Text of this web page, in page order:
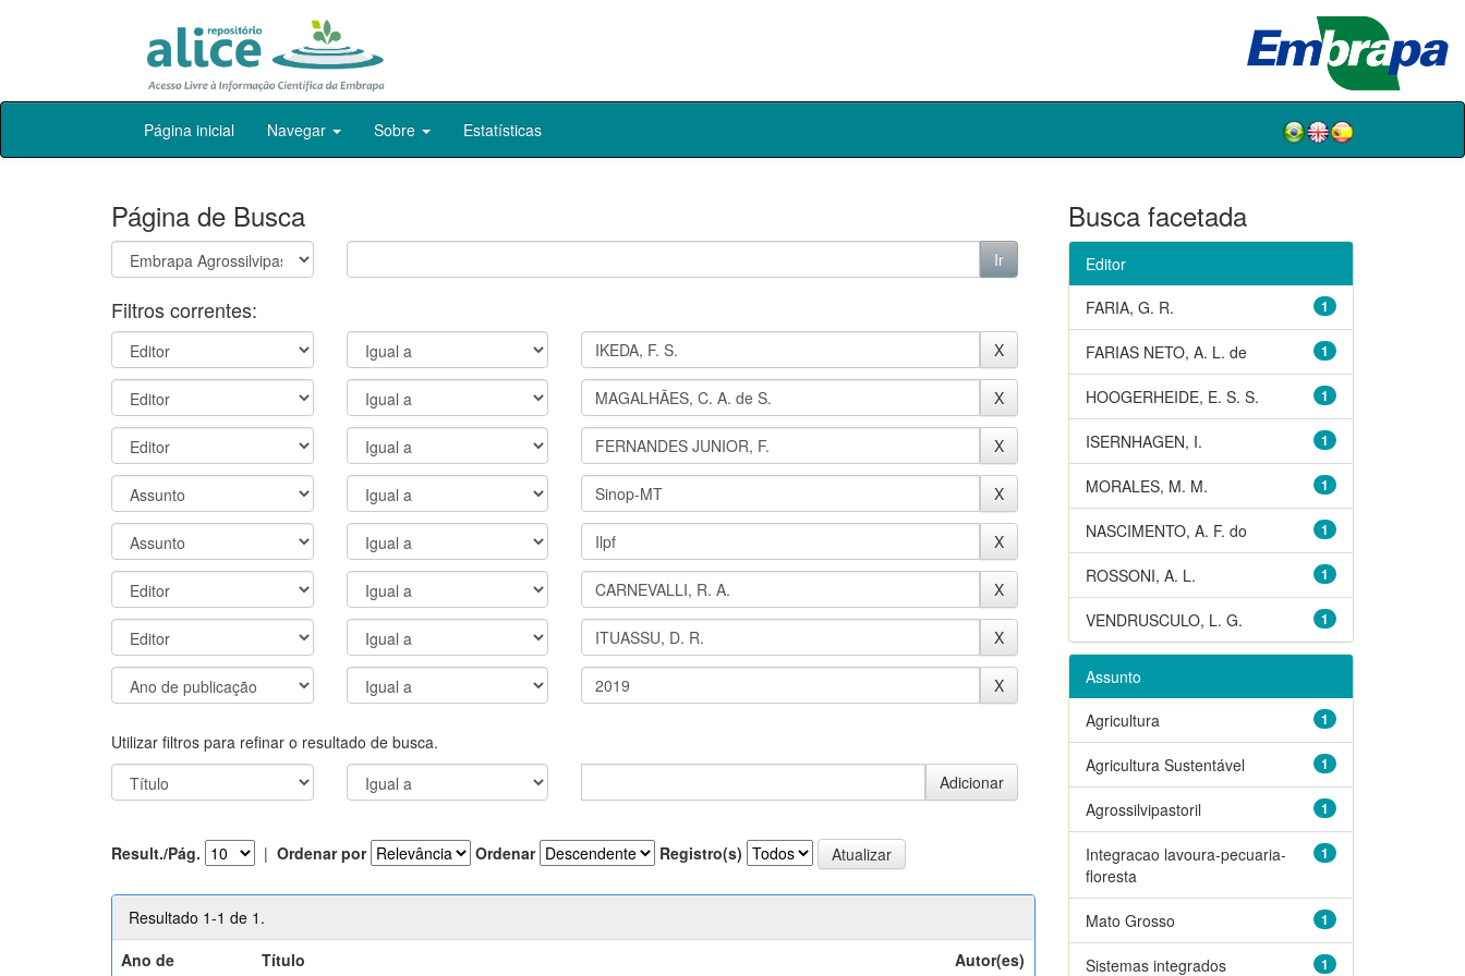
Skip
Página inicial Navegar Sobre Estatísticas
Página de Busca
Filtros correntes:
Utilizar filtros para refinar o resultado de busca.
Result./Pág. | Ordenar por Ordenar Registro(s)
Resultado 1-1 de 1.
Ano de
Título Autor(es)
Busca facetada
Editor
1
FARIA, G. R.
1
FARIAS NETO, A. L. de
1
HOOGERHEIDE, E. S. S.
1
ISERNHAGEN, I.
1
MORALES, M. M.
1
NASCIMENTO, A. F. do
1
ROSSONI, A. L.
1
VENDRUSCULO, L. G.
Assunto
1
Agricultura
1
Agricultura Sustentável
1
Agrossilvipastoril
1
Integracao lavoura-pecuaria-
floresta
1
Mato Grosso
1
Sistemas integrados